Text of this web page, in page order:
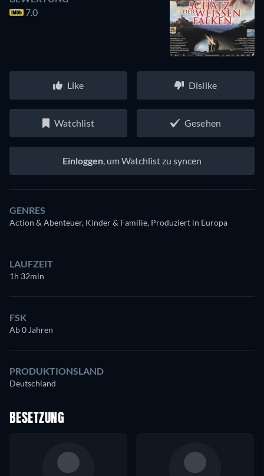
7.0
Like Dislike
Watchlist Gesehen
Einloggen, um Watchlist zu syncen
GENRES
Action & Abenteuer, Kinder & Familie, Produziert in Europa
LAUFZEIT
1h 32min
FSK
Ab 0 Jahren
PRODUKTIONSLAND
Deutschland
BESETZUNG